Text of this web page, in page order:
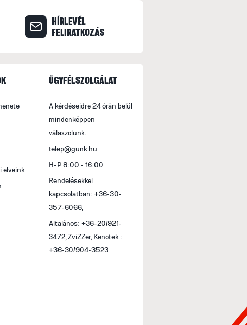
HÍRLEVÉL
FELIRATKOZÁS
elveink
ÜGYFÉLSZOLGÁLAT
A kérdéseidre 24 órán belül
mindenképpen
válaszolunk.
telep@gunk.hu
H-P 8:00 - 16:00
Rendelésekkel
kapcsolatban: +36-30-
357-6066,
Általános: +36-20/921-
3472, ZviZZer, Kenotek :
+36-30/904-3523